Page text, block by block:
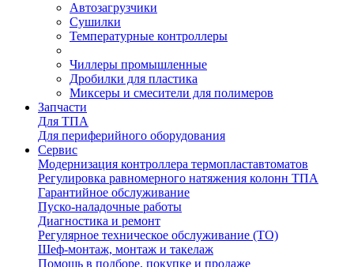
Автозагрузчики
Сушилки
Температурные контроллеры
Чиллеры промышленные
Дробилки для пластика
Миксеры и смесители для полимеров
Запчасти
Для ТПА
Для периферийного оборудования
Сервис
Модернизация контроллера термопластавтоматов
Регулировка равномерного натяжения колонн ТПА
Гарантийное обслуживание
Пуско-наладочные работы
Диагностика и ремонт
Регулярное техническое обслуживание (ТО)
Шеф-монтаж, монтаж и такелаж
Помощь в подборе, покупке и продаже